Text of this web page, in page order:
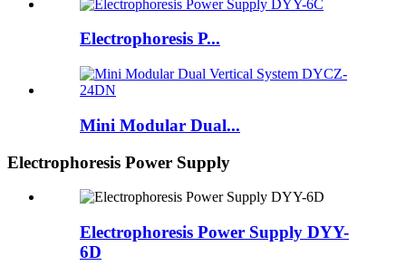
Electrophoresis P...
Mini Modular Dual...
Electrophoresis Power Supply
Electrophoresis Power Supply DYY-
6D